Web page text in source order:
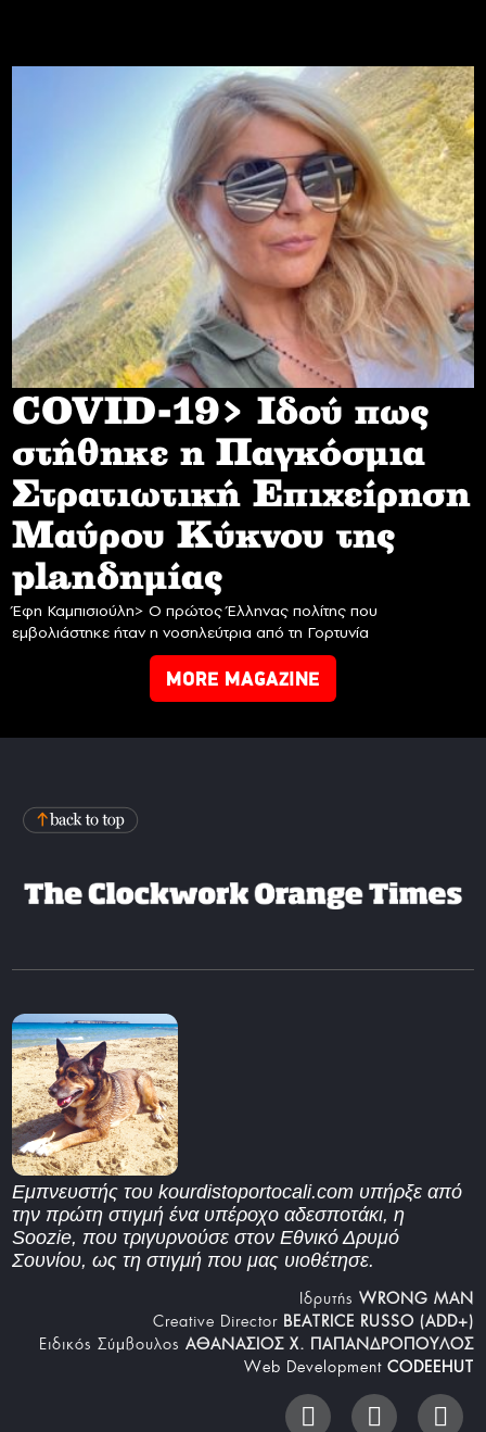
COVID-19> Iδού πως
στήθηκε η Παγκόσμια
Στρατιωτική Επιχείρηση
Mαύρου Κύκνου της
planδημίας
Έφη Καμπισιούλη> Ο πρώτος Έλληνας πολίτης που
εμβολιάστηκε ήταν η νοσηλεύτρια από τη Γορτυνία
MORE MAGAZINE
Εμπνευστής του kourdistoportocali.com υπήρξε από
την πρώτη στιγμή ένα υπέροχο αδεσποτάκι, η
Soozie, που τριγυρνούσε στον Εθνικό Δρυμό
Σουνίου, ως τη στιγμή που μας υιοθέτησε.
Iδρυτής WRONG MAN
Creative Director BEATRICE RUSSO (ADD+)
Ειδικός Σύμβουλος ΑΘΑΝΑΣΙΟΣ Χ. ΠΑΠΑΝΔΡΟΠΟΥΛΟΣ
Web Development CODEEHUT